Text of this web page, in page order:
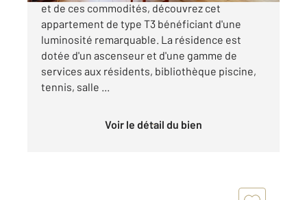
et de ces commodités, découvrez cet
appartement de type T3 bénéficiant d'une
luminosité remarquable. La résidence est
dotée d'un ascenseur et d'une gamme de
services aux résidents, bibliothèque piscine,
tennis, salle ...
Voir le détail du bien